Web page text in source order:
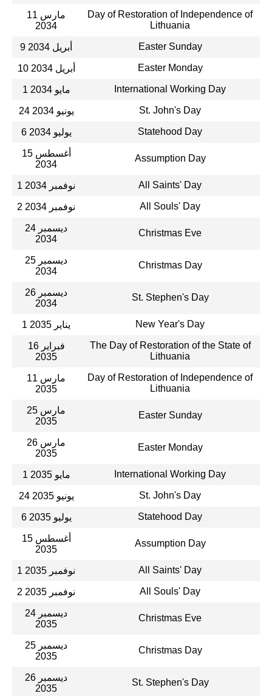
11 مارس
2034
Day of Restoration of Independence of
Lithuania
9 أبريل 2034 Easter Sunday
10 أبريل 2034 Easter Monday
1 مايو 2034 International Working Day
24 يونيو 2034 St. John's Day
6 يوليو 2034 Statehood Day
15 أغسطس
2034
Assumption Day
1 نوفمبر 2034 All Saints' Day
2 نوفمبر 2034 All Souls' Day
24 ديسمبر
2034
Christmas Eve
25 ديسمبر
2034
Christmas Day
26 ديسمبر
2034
St. Stephen's Day
1 يناير 2035 New Year's Day
16 فبراير
2035
The Day of Restoration of the State of
Lithuania
11 مارس
2035
Day of Restoration of Independence of
Lithuania
25 مارس
2035
Easter Sunday
26 مارس
2035
Easter Monday
1 مايو 2035 International Working Day
24 يونيو 2035 St. John's Day
6 يوليو 2035 Statehood Day
15 أغسطس
2035
Assumption Day
1 نوفمبر 2035 All Saints' Day
2 نوفمبر 2035 All Souls' Day
24 ديسمبر
2035
Christmas Eve
25 ديسمبر
2035
Christmas Day
26 ديسمبر
2035
St. Stephen's Day